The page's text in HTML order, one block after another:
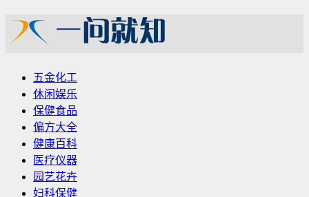
五金化工
休闲娱乐
保健食品
偏方大全
健康百科
医疗仪器
园艺花卉
妇科保健